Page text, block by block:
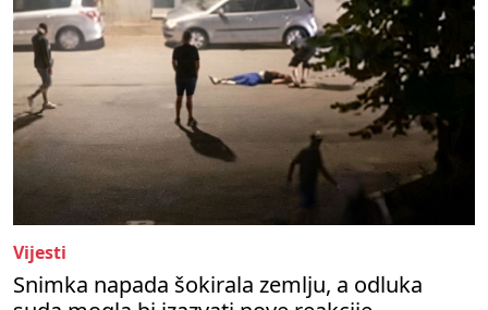
Vijesti
Snimka napada šokirala zemlju, a odluka